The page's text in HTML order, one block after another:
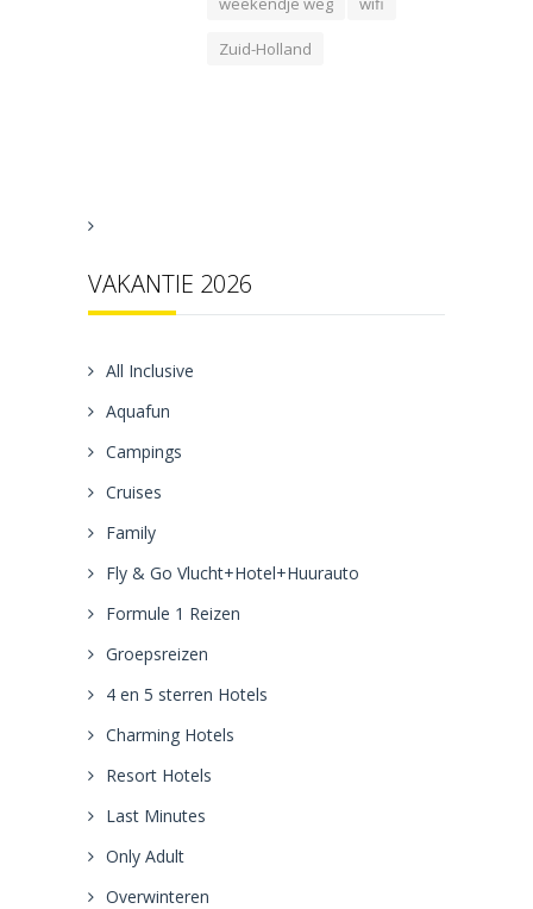
Zuid-Holland
VAKANTIE 2026
All Inclusive
Aquafun
Campings
Cruises
Family
Fly & Go Vlucht+Hotel+Huurauto
Formule 1 Reizen
Groepsreizen
4 en 5 sterren Hotels
Charming Hotels
Resort Hotels
Last Minutes
Only Adult
Overwinteren